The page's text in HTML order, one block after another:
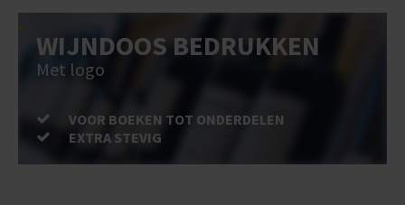
WIJNDOOS BEDRUKKEN
Met logo
VOOR BOEKEN TOT ONDERDELEN
EXTRA STEVIG